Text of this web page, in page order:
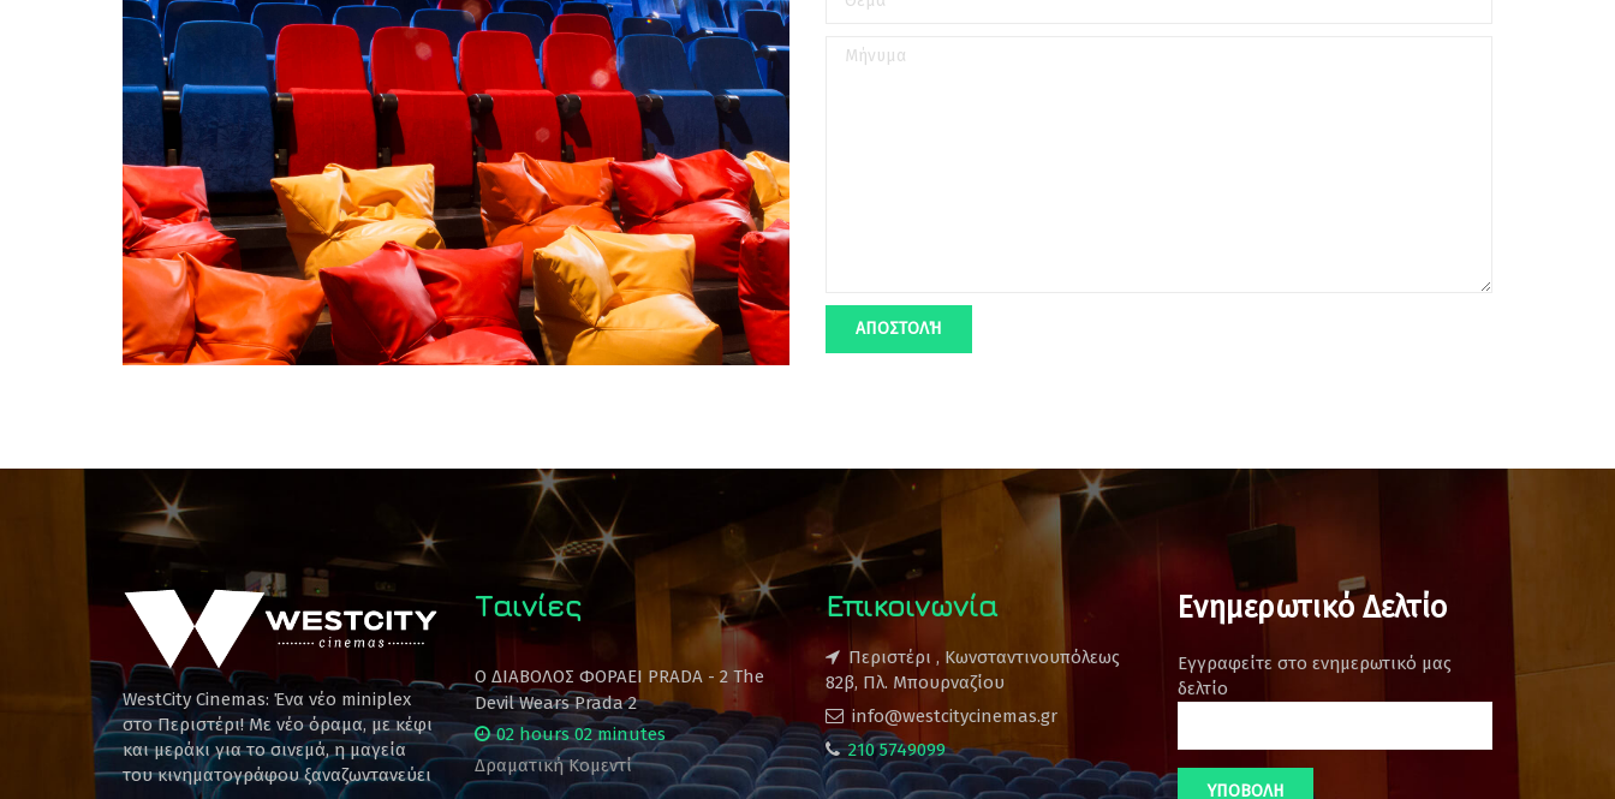
WestCity Cinemas: Ένα νέο miniplex
στο Περιστέρι! Mε νέο όραμα, με κέφι
και μεράκι για το σινεμά, η μαγεία
του κινηματογράφου ξαναζωντανεύει
Ταινίες
Ο ΔΙΑΒΟΛΟΣ ΦΟΡΑΕΙ PRADA - 2 The
Devil Wears Prada 2
02 hours 02 minutes
Δραματική Κομεντί
Επικοινωνία
Περιστέρι , Κωνσταντινουπόλεως
82β, Πλ. Μπουρναζίου
info@westcitycinemas.gr
210 5749099
Ενημερωτικό Δελτίο
Εγγραφείτε στο ενημερωτικό μας
δελτίο